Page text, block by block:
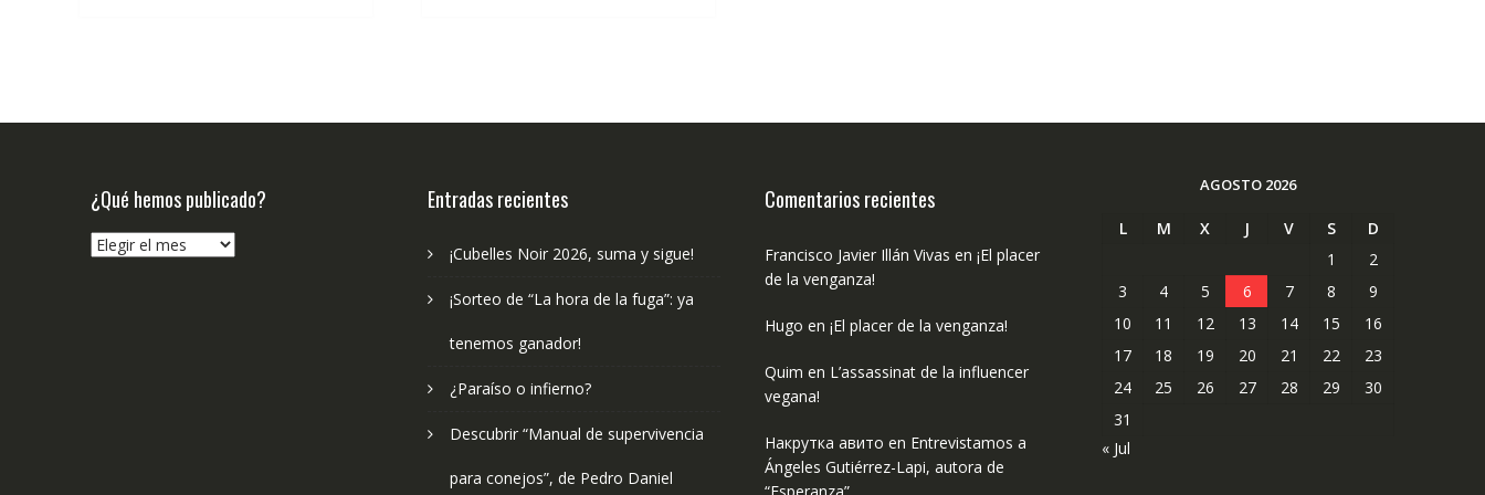
¿Qué hemos publicado?
¿Qué
Entradas recientes
¡Cubelles Noir 2026, suma y sigue!
¡Sorteo de “La hora de la fuga”: ya
tenemos ganador!
¿Paraíso o infierno?
Descubrir “Manual de supervivencia
para conejos”, de Pedro Daniel
Comentarios recientes
Francisco Javier Illán Vivas en ¡El placer
de la venganza!
Hugo en ¡El placer de la venganza!
Quim en L’assassinat de la influencer
vegana!
Накрутка авито en Entrevistamos a
Ángeles Gutiérrez-Lapi, autora de
AGOSTO 2026
L M X J V S
D
1
2
3
4 5 6 7 8
9
10
11 12 13 14 15
16
17
18 19 20 21 22
23
24
25 26 27 28 29
30
31
« Jul